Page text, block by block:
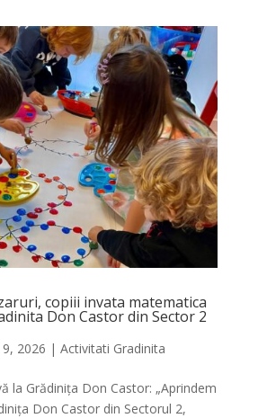
copiii invata matematica
Don Castor din Sector 2
2026 | Activitati Gradinita
la Grădinița Don Castor: „Aprindem
Don Castor din Sectorul 2,